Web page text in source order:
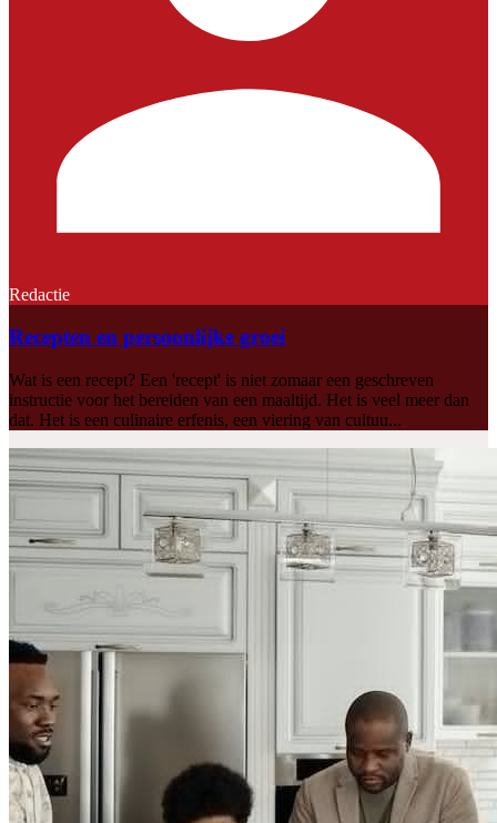
Redactie
Recepten en persoonlijke groei
Wat is een recept? Een 'recept' is niet zomaar een geschreven
instructie voor het bereiden van een maaltijd. Het is veel meer dan
dat. Het is een culinaire erfenis, een viering van cultuu...